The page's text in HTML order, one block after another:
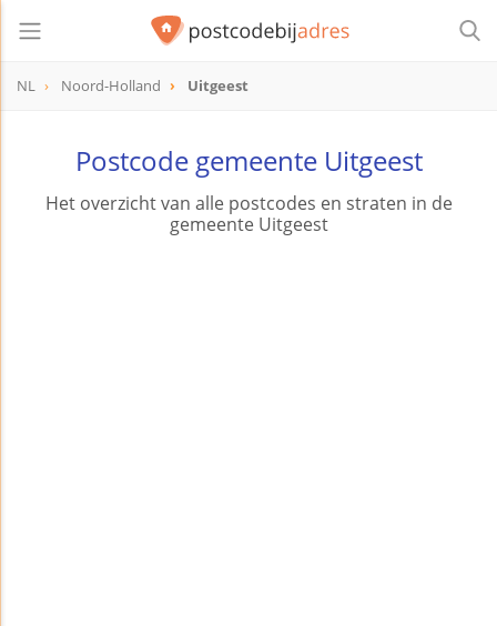
NL Noord-Holland Uitgeest
Postcode gemeente Uitgeest
Het overzicht van alle postcodes en straten in de
gemeente Uitgeest